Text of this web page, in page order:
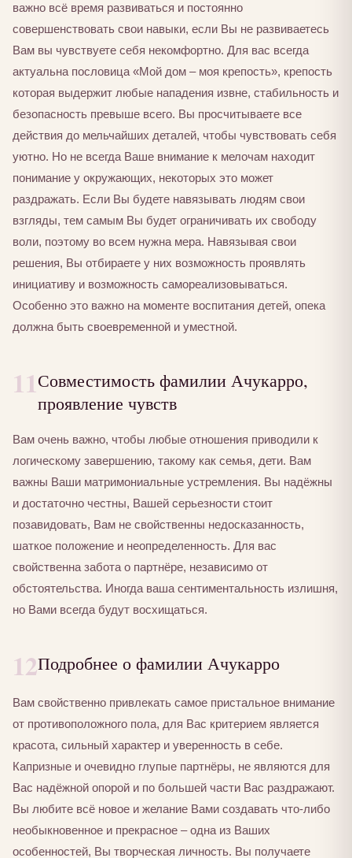
важно всё время развиваться и постоянно
совершенствовать свои навыки, если Вы не развиваетесь
Вам вы чувствуете себя некомфортно. Для вас всегда
актуальна пословица «Мой дом – моя крепость», крепость
которая выдержит любые нападения извне, стабильность и
безопасность превыше всего. Вы просчитываете все
действия до мельчайших деталей, чтобы чувствовать себя
уютно. Но не всегда Ваше внимание к мелочам находит
понимание у окружающих, некоторых это может
раздражать. Если Вы будете навязывать людям свои
взгляды, тем самым Вы будет ограничивать их свободу
воли, поэтому во всем нужна мера. Навязывая свои
решения, Вы отбираете у них возможность проявлять
инициативу и возможность самореализовываться.
Особенно это важно на моменте воспитания детей, опека
должна быть своевременной и уместной.
11Совместимость фамилии Ачукарро,
проявление чувств
Вам очень важно, чтобы любые отношения приводили к
логическому завершению, такому как семья, дети. Вам
важны Ваши матримониальные устремления. Вы надёжны
и достаточно честны, Вашей серьезности стоит
позавидовать, Вам не свойственны недосказанность,
шаткое положение и неопределенность. Для вас
свойственна забота о партнёре, независимо от
обстоятельства. Иногда ваша сентиментальность излишня,
но Вами всегда будут восхищаться.
12Подробнее о фамилии Ачукарро
Вам свойственно привлекать самое пристальное внимание
от противоположного пола, для Вас критерием является
красота, сильный характер и уверенность в себе.
Капризные и очевидно глупые партнёры, не являются для
Вас надёжной опорой и по большей части Вас раздражают.
Вы любите всё новое и желание Вами создавать что-либо
необыкновенное и прекрасное – одна из Ваших
особенностей, Вы творческая личность. Вы получаете